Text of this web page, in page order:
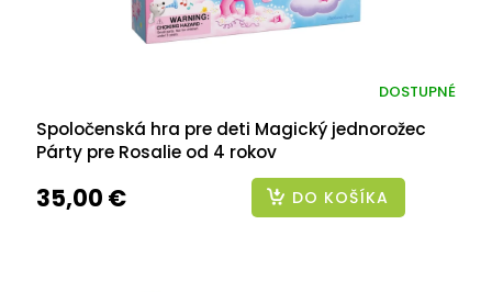
Spoločenská hra pre deti Magický jednorožec
Párty pre Rosalie od 4 rokov
DOSTUPNÉ
35,00 € DO KOŠÍKA